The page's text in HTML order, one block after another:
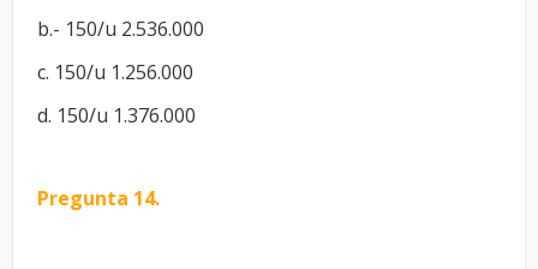
b.- 150/u 2.536.000
c. 150/u 1.256.000
d. 150/u 1.376.000
Pregunta 14.